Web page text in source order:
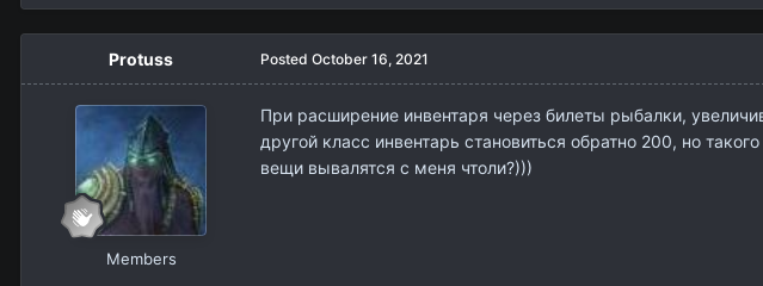
Protuss
Members
Posted October 16, 2021
При расширение инвентаря через билеты рыбалки,
другой класс инвентарь становиться обратно 200, но
вещи вывалятся с меня чтоли?)))